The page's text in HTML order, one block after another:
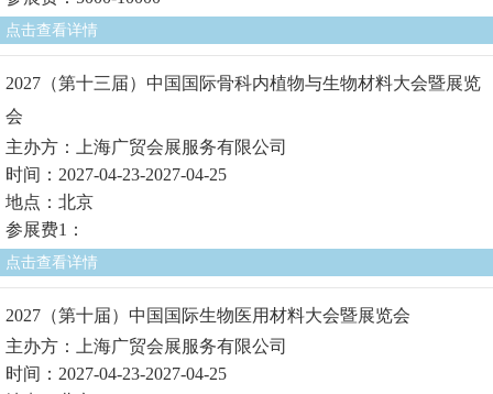
点击查看详情
2027（第十三届）中国国际骨科内植物与生物材料大会暨展览
会
主办方：上海广贸会展服务有限公司
时间：2027-04-23-2027-04-25
地点：北京
参展费1：
点击查看详情
2027（第十届）中国国际生物医用材料大会暨展览会
主办方：上海广贸会展服务有限公司
时间：2027-04-23-2027-04-25